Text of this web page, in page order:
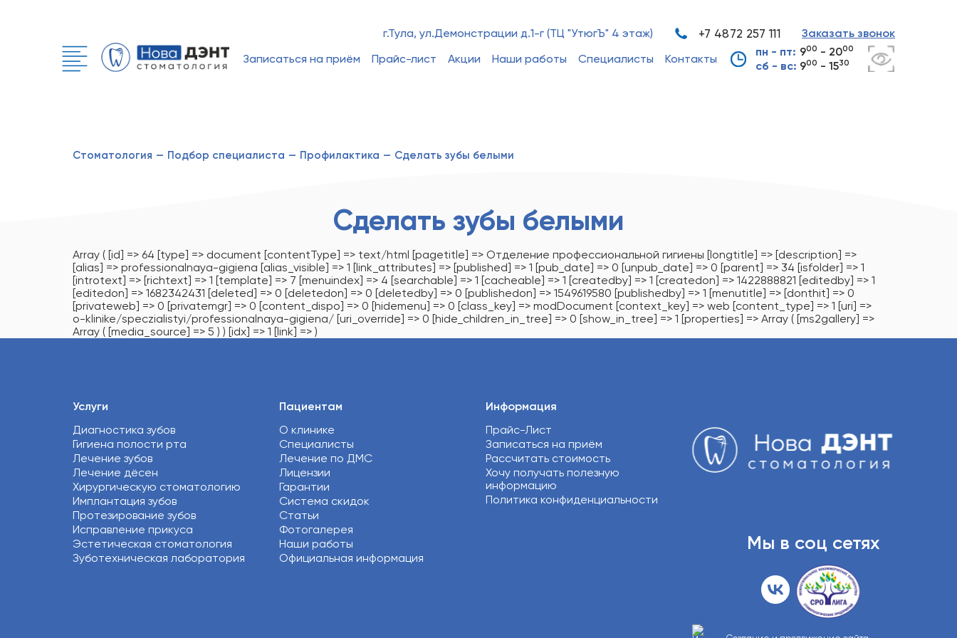
Записаться на приём Прайс-лист Акции Наши работы Специалисты Контакты
пн - пт: 900 - 2000
сб - вс: 900 - 1530
+7 4872 257 111 Заказать звонок
г.Тула, ул.Демонстрации д.1-г (ТЦ "УтюгЪ" 4 этаж)
Стоматология — Подбор специалиста — Профилактика — Сделать зубы белыми
Сделать зубы белыми
Array ( [id] => 64 [type] => document [contentType] => text/html [pagetitle] => Отделение профессиональной гигиены [longtitle] => [description] =>
[alias] => professionalnaya-gigiena [alias_visible] => 1 [link_attributes] => [published] => 1 [pub_date] => 0 [unpub_date] => 0 [parent] => 34 [isfolder] => 1
[introtext] => [richtext] => 1 [template] => 7 [menuindex] => 4 [searchable] => 1 [cacheable] => 1 [createdby] => 1 [createdon] => 1422888821 [editedby] => 1
[editedon] => 1682342431 [deleted] => 0 [deletedon] => 0 [deletedby] => 0 [publishedon] => 1549619580 [publishedby] => 1 [menutitle] => [donthit] => 0
[privateweb] => 0 [privatemgr] => 0 [content_dispo] => 0 [hidemenu] => 0 [class_key] => modDocument [context_key] => web [content_type] => 1 [uri] =>
o-klinike/speczialistyi/professionalnaya-gigiena/ [uri_override] => 0 [hide_children_in_tree] => 0 [show_in_tree] => 1 [properties] => Array ( [ms2gallery] =>
Array ( [media_source] => 5 ) ) [idx] => 1 [link] => )
Услуги
Диагностика зубов
Гигиена полости рта
Лечение зубов
Лечение дёсен
Хирургическую стоматологию
Имплантация зубов
Протезирование зубов
Исправление прикуса
Эстетическая стоматология
Зуботехническая лаборатория
Пациентам
О клинике
Специалисты
Лечение по ДМС
Лицензии
Гарантии
Система скидок
Статьи
Фотогалерея
Наши работы
Официальная информация
Информация
Прайс-Лист
Записаться на приём
Рассчитать стоимость
Хочу получать полезную
информацию
Политика конфиденциальности
Мы в соц сетях